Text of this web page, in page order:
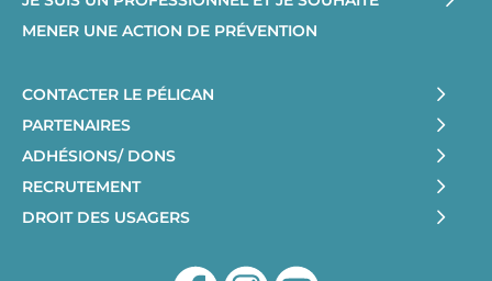
MENER UNE ACTION DE PRÉVENTION
CONTACTER LE PÉLICAN
PARTENAIRES
ADHÉSIONS/ DONS
RECRUTEMENT
DROIT DES USAGERS